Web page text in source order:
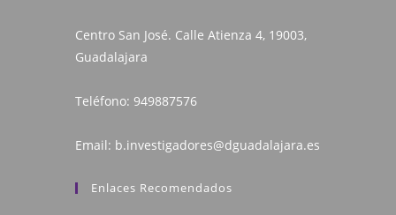
Centro San José. Calle Atienza 4, 19003,
Guadalajara
Teléfono: 949887576
Email: b.investigadores@dguadalajara.es
Enlaces Recomendados